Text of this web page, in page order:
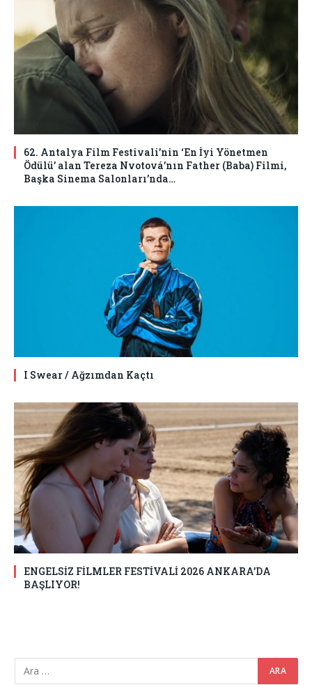
62. Antalya Film Festivali’nin ‘En İyi Yönetmen
Ödülü’ alan Tereza Nvotová’nın Father (Baba) Filmi,
Başka Sinema Salonları’nda…
I Swear / Ağzımdan Kaçtı
ENGELSİZ FİLMLER FESTİVALİ 2026 ANKARA’DA
BAŞLIYOR!